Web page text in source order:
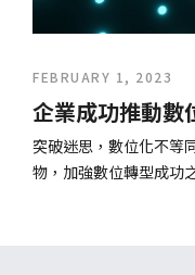
FEBRUARY 1, 2023
企業成功推動數
突破迷思，數位化不等
物，加強數位轉型成功